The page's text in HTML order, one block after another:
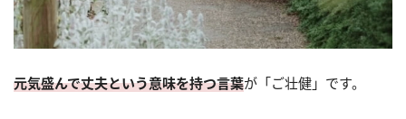
元気盛んで丈夫という意味を持つ言葉が「ご壮健」です。